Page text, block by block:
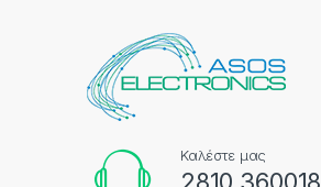
Καλέστε μας
2810 360018